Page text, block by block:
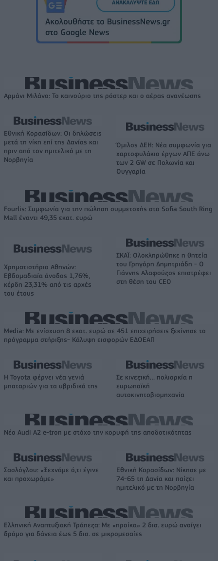
Αρμάνι Μιλάνο: Το καινούριο της ρόστερ και ο αέρας ανανέωσης
Εθνική Κορασίδων: Οι δηλώσεις
μετά τη νίκη επί της Δανίας και
πριν από τον ημιτελικό με τη
Νορβηγία
Όμιλος ΔΕΗ: Νέα συμφωνία για
χαρτοφυλάκιο έργων ΑΠΕ άνω
των 2 GW σε Πολωνία και
Ουγγαρία
Fourlis: Συμφωνία για την πώληση συμμετοχής στο Sofia South Ring
Mall έναντι 49,35 εκατ. ευρώ
Χρηματιστήριο Αθηνών:
Εβδομαδιαία άνοδος 1,76%,
κέρδη 23,31% από τις αρχές
του έτους
ΣΚΑΪ: Ολοκληρώθηκε η θητεία
του Γρηγόρη Δημητριάδη - Ο
Γιάννης Αλαφούζος επιστρέφει
στη θέση του CEO
Media: Με ενίσχυση 8 εκατ. ευρώ σε 451 επιχειρήσεις ξεκίνησε το
πρόγραμμα στήριξης- Κάλυψη εισφορών ΕΔΟΕΑΠ
Η Toyota φέρνει νέα γενιά
μπαταριών για τα υβριδικά της
Σε κινεζική… πολιορκία η
ευρωπαϊκή
αυτοκινητοβιομηχανία
Νέο Audi A2 e-tron με στόχο την κορυφή της αποδοτικότητας
Σασλόγλου: «Ξεχνάμε ό,τι έγινε
και προχωράμε»
Εθνική Κορασίδων: Νίκησε με
74-65 τη Δανία και παίζει
ημιτελικό με τη Νορβηγία
Ελληνική Αναπτυξιακή Τράπεζα: Με «προίκα» 2 δισ. ευρώ ανοίγει
δρόμο για δάνεια έως 5 δισ. σε μικρομεσαίες